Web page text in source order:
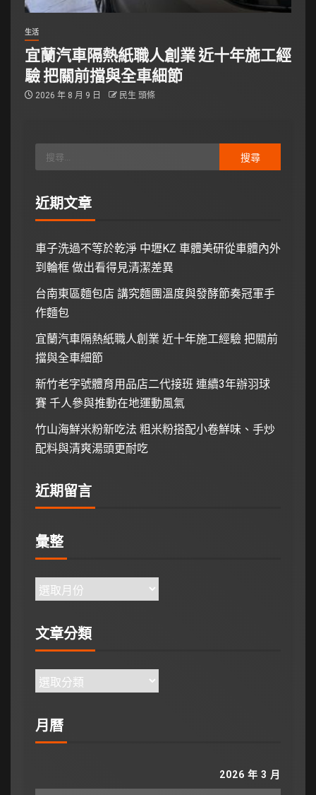
生活
宜蘭汽車隔熱紙職人創業 近十年施工經
驗 把關前擋與全車細節
2026 年 8 月 9 日 民生 頭條
近期文章
車子洗過不等於乾淨 中壢KZ 車體美研從車體內外
到輪框 做出看得見清潔差異
台南東區麵包店 講究麵團溫度與發酵節奏冠軍手
作麵包
宜蘭汽車隔熱紙職人創業 近十年施工經驗 把關前
擋與全車細節
新竹老字號體育用品店二代接班 連續3年辦羽球
賽 千人參與推動在地運動風氣
竹山海鮮米粉新吃法 粗米粉搭配小卷鮮味、手炒
配料與清爽湯頭更耐吃
近期留言
彙整
文章分類
月曆
2026 年 3 月